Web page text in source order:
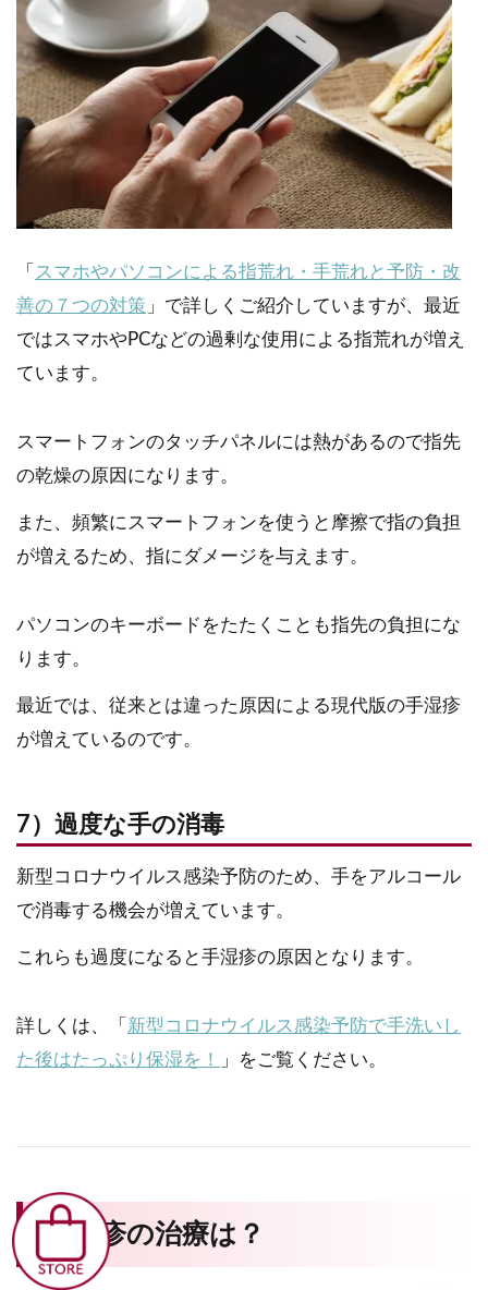
「 スマホやパソコンによる指荒れ・手荒れと予防・改
善の７つの対策 」で詳しくご紹介していますが、最近
ではスマホやPCなどの過剰な使用による指荒れが増え
ています。
スマートフォンのタッチパネルには熱があるので指先
の乾燥の原因になります。
また、頻繁にスマートフォンを使うと摩擦で指の負担
が増えるため、指にダメージを与えます。
パソコンのキーボードをたたくことも指先の負担にな
ります。
最近では、従来とは違った原因による現代版の手湿疹
が増えているのです。
7）過度な手の消毒
新型コロナウイルス感染予防のため、手をアルコール
で消毒する機会が増えています。
これらも過度になると手湿疹の原因となります。
詳しくは、「 新型コロナウイルス感染予防で手洗いし
た後はたっぷり保湿を！
」をご覧ください。
手湿疹の治療は？